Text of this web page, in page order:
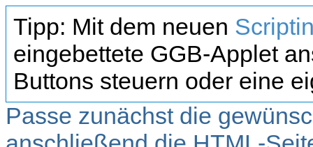
Tipp: Mit dem neuen
eingebettete GGB-Applet
Buttons steuern oder eine
Passe zunächst die